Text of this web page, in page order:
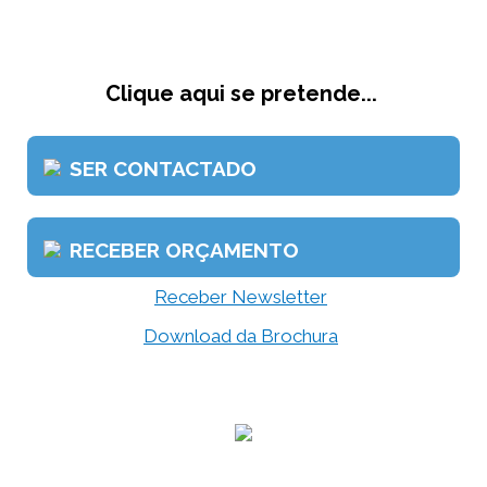
Clique aqui se pretende...
SER CONTACTADO
RECEBER ORÇAMENTO
Receber Newsletter
Download da Brochura